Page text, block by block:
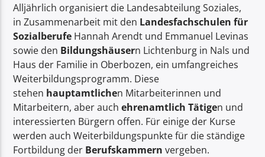
Radio Dolomiti
Alljährlich organisiert die Landesabteilung Soziales,
in Zusammenarbeit mit den Landesfachschulen für
Sozialberufe Hannah Arendt und Emmanuel Levinas
sowie den Bildungshäusern Lichtenburg in Nals und
Haus der Familie in Oberbozen, ein umfangreiches
Weiterbildungsprogramm. Diese
stehen hauptamtlichen Mitarbeiterinnen und
Mitarbeitern, aber auchehrenamtlich Tätigen und
interessierten Bürgern offen. Für einige der Kurse
werden auch Weiterbildungspunkte für die ständige
Fortbildung der Berufskammern vergeben.